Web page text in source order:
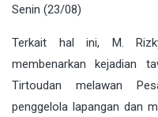
Senin (23/08)
Terkait hal ini, M.
membenarkan kejadian
Tirtoudan melawan
penggelola lapangan dan